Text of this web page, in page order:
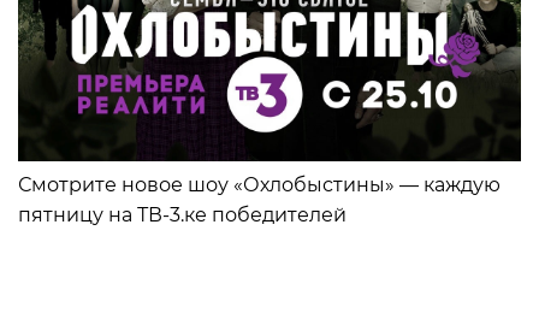
Смотрите новое шоу «Охлобыстины» — каждую
пятницу на ТВ-3.ке победителей